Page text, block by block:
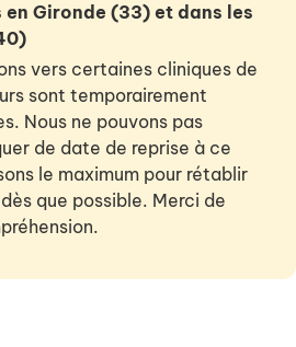
en Gironde (33) et dans les
vers certaines cliniques de
sont temporairement
Nous ne pouvons pas
de date de reprise à ce
le maximum pour rétablir
que possible. Merci de